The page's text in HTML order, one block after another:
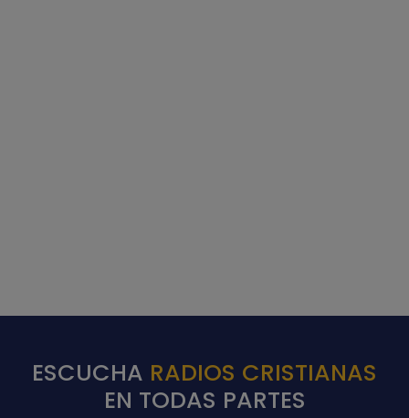
ESCUCHA RADIOS CRISTIANAS
EN TODAS PARTES